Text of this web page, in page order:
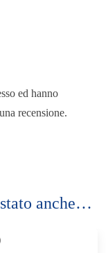
ed hanno
recensione.
anche…